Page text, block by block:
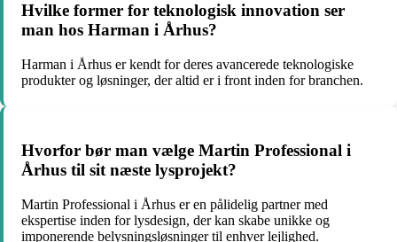
Hvilke former for teknologisk innovation ser
man hos Harman i Århus?
Harman i Århus er kendt for deres avancerede teknologiske
produkter og løsninger, der altid er i front inden for branchen.
Hvorfor bør man vælge Martin Professional i
Århus til sit næste lysprojekt?
Martin Professional i Århus er en pålidelig partner med
ekspertise inden for lysdesign, der kan skabe unikke og
imponerende belysningsløsninger til enhver lejlighed.